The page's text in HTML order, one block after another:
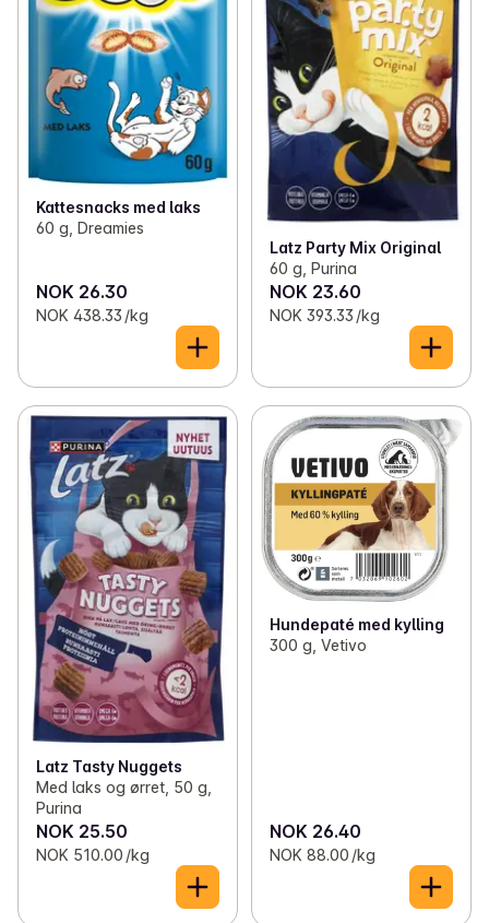
Kattesnacks med laks
60 g, Dreamies
NOK 26.30
NOK 438.33 /kg
Latz Party Mix Original
60 g, Purina
NOK 23.60
NOK 393.33 /kg
Latz Tasty Nuggets
Med laks og ørret, 50 g,
Purina
NOK 25.50
NOK 510.00 /kg
Hundepaté med kylling
300 g, Vetivo
NOK 26.40
NOK 88.00 /kg